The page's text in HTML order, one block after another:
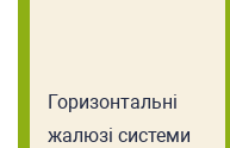
Горизонтальні
жалюзі системи